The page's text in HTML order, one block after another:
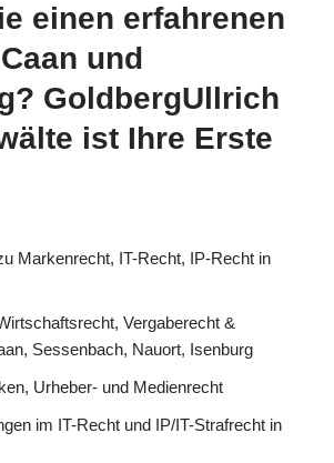
einen erfahrenen
und
GoldbergUllrich
ist Ihre Erste
Markenrecht, IT-Recht, IP-Recht in
Vergaberecht &
Sessenbach, Nauort, Isenburg
Urheber- und Medienrecht
im IT-Recht und IP/IT-Strafrecht in